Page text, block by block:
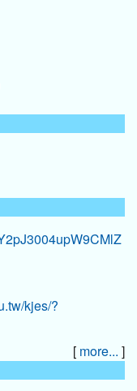
[ more... ]